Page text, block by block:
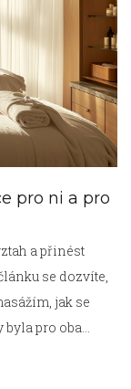
pro ni a pro
a přinést
se dozvíte,
jak se
byla pro oba
s tipy na
a promyšlené